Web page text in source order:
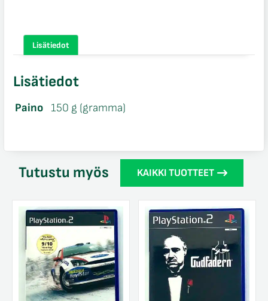
Lisätiedot
Lisätiedot
Paino 150 g (gramma)
Tutustu myös KAIKKI TUOTTEET